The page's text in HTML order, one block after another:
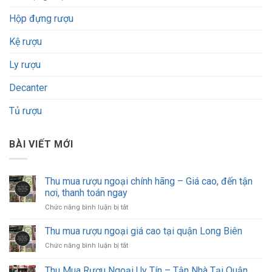
Hộp đựng rượu
Kệ rượu
Ly rượu
Decanter
Tủ rượu
BÀI VIẾT MỚI
Thu mua rượu ngoại chính hãng – Giá cao, đến tận
nơi, thanh toán ngay
Chức năng bình luận bị tắtở
mua
rượu
ngoại
hãng
Thu mua rượu ngoại giá cao tại quận Long Biên
Chức năng bình luận bị tắtở
mua